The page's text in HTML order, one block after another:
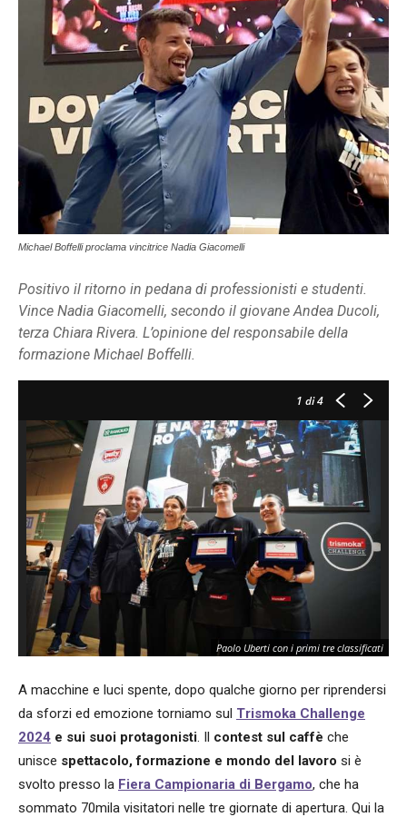
Michael Boffelli proclama vincitrice Nadia Giacomelli
Positivo il ritorno in pedana di professionisti e studenti.
Vince Nadia Giacomelli, secondo il giovane Andea Ducoli,
terza Chiara Rivera. L’opinione del responsabile della
formazione Michael Boffelli.
1 di 4
Paolo Uberti con i primi tre classificati
A macchine e luci spente, dopo qualche giorno per riprendersi
da sforzi ed emozione torniamo sul Trismoka Challenge
2024 e sui suoi protagonisti. Il contest sul caffè che
unisce spettacolo, formazione e mondo del lavoro si è
svolto presso la Fiera Campionaria di Bergamo, che ha
sommato 70mila visitatori nelle tre giornate di apertura. Qui la